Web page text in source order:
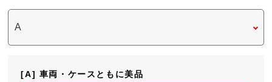
[A] 車両・ケースともに美品